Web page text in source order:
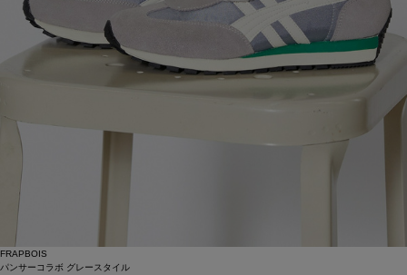
FRAPBOIS
パンサーコラボ グレースタイル